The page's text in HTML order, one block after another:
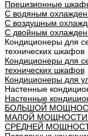
Прецизионные
С водяным
С воздушным
С двойным
Кондиционеры для
технических шкафов
Кондиционеры для
технических шкафов
Кондиционеры для
Настенные
Настенные
БОЛЬШОЙ
МАЛОЙ МОЩНОСТИ
СРЕДНЕЙ